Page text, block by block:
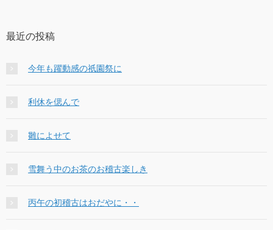
最近の投稿
今年も躍動感の祇園祭に
利休を偲んで
雛によせて
雪舞う中のお茶のお稽古楽しき
丙午の初稽古はおだやに・・